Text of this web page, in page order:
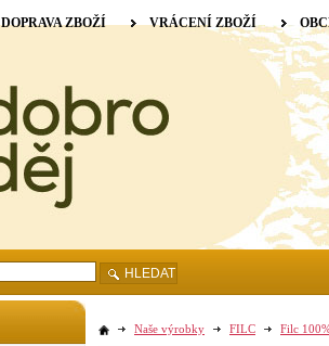
Naše výrobky FILC Filc
DOPRAVA ZBOŽÍ VRÁCENÍ ZBOŽÍ
HLEDAT